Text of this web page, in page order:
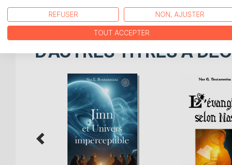
D’AUTRES TITRES À
REFUSER NON, AJUSTER
TOUT ACCEPTER